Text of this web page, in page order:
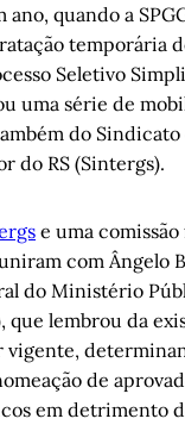
quando a
temporária
Seletivo
uma série de
do
do RS (Sintergs).
e uma
com Ângelo
do Ministério
que lembrou da
vigente,
de
em detrimento